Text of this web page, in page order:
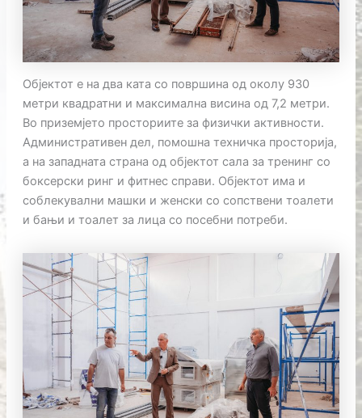
Објектот е на два ката со површина од околу 930
метри квадратни и максимална висина од 7,2 метри.
Во приземјето просториите за физички активности.
Административен дел, помошна техничка просторија,
а на западната страна од објектот сала за тренинг со
боксерски ринг и фитнес справи. Објектот има и
соблекувални машки и женски со сопствени тоалети
и бањи и тоалет за лица со посебни потреби.